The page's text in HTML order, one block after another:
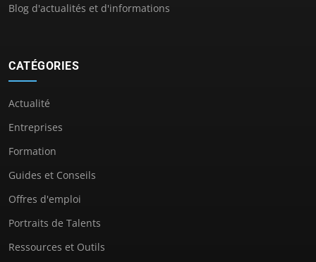
Blog d'actualités et d'informations
CATÉGORIES
Actualité
Entreprises
Formation
Guides et Conseils
Offres d'emploi
Portraits de Talents
Ressources et Outils